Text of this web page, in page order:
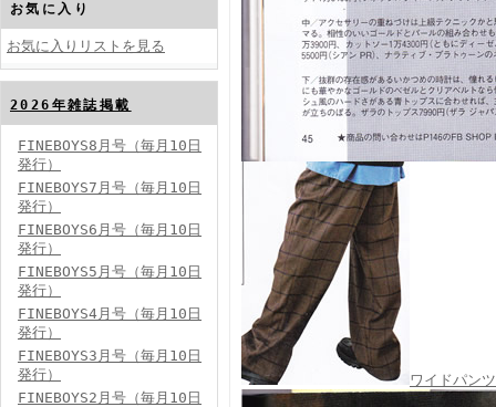
FINEBOYS2024年10月号
FINEBOYS2024年9月号
お気に入り
お気に入りリストを見る
2026年雑誌掲載
FINEBOYS8月号（毎月10日
発行）
FINEBOYS7月号（毎月10日
発行）
FINEBOYS6月号（毎月10日
発行）
FINEBOYS5月号（毎月10日
発行）
FINEBOYS4月号（毎月10日
発行）
FINEBOYS3月号（毎月10日
発行）
FINEBOYS2月号（毎月10日
ワイドパン